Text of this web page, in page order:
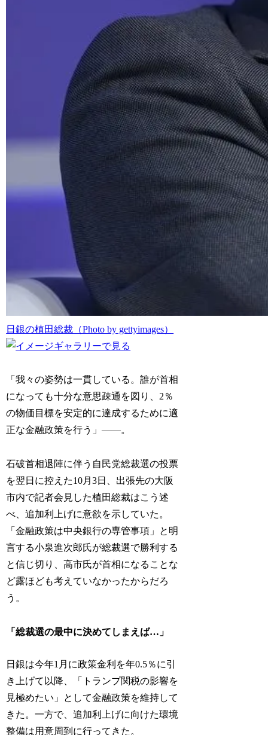
日銀の植田総裁（Photo by gettyimages）
「我々の姿勢は一貫している。誰が首相
になっても十分な意思疎通を図り、2％
の物価目標を安定的に達成するために適
正な金融政策を行う」――。
石破首相退陣に伴う自民党総裁選の投票
を翌日に控えた10月3日、出張先の大阪
市内で記者会見した植田総裁はこう述
べ、追加利上げに意欲を示していた。
「金融政策は中央銀行の専管事項」と明
言する小泉進次郎氏が総裁選で勝利する
と信じ切り、高市氏が首相になることな
ど露ほども考えていなかったからだろ
う。
「総裁選の最中に決めてしまえば…」
日銀は今年1月に政策金利を年0.5％に引
き上げて以降、「トランプ関税の影響を
見極めたい」として金融政策を維持して
きた。一方で、追加利上げに向けた環境
整備は用意周到に行ってきた。